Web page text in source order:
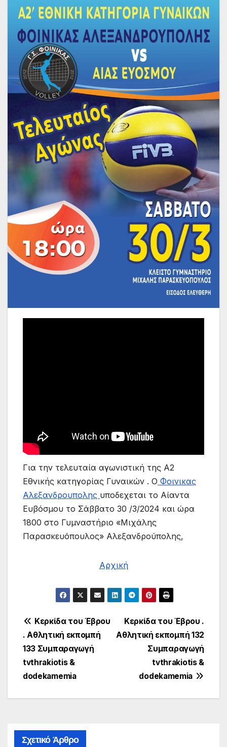
Για την τελευταία αγωνιστική της Α2
Εθνικής κατηγορίας Γυναικών . Ο Φοινικας
Αλεξανδρουπολης υποδεχεται το Αίαντα
Ευβόσμου το Σάββατο 30 /3/2024 και ώρα
1800 στο Γυμναστήριο «Μιχάλης
Παρασκευόπουλος» Αλεξανδρούπολης,
Αρχική
Πλοήγηση
άρθρων
Κερκίδα του Έβρου .
Αθλητική εκπομπή 132
Συμπαραγωγή
tvthrakiotis &
dodekamemia
Κερκίδα του Έβρου
. Αθλητική εκπομπή
133 Συμπαραγωγή
tvthrakiotis &
dodekamemia
Σχετικό Άρθρο